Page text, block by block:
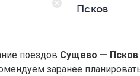
поездов Сущево — Псков
заранее